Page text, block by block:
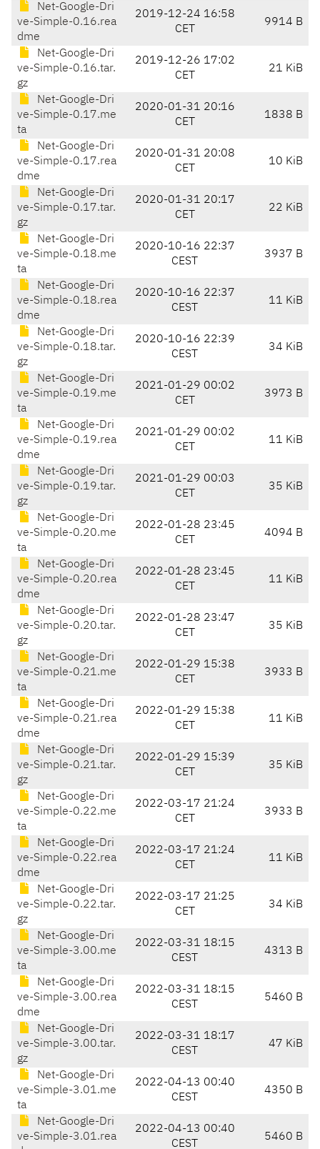
Net-Google-Dri
ve-Simple-0.16.rea
dme
2019-12-24 16:58
CET
9914 B
Net-Google-Dri
ve-Simple-0.16.tar.
gz
2019-12-26 17:02
CET
21 KiB
Net-Google-Dri
ve-Simple-0.17.me
ta
2020-01-31 20:16
CET
1838 B
Net-Google-Dri
ve-Simple-0.17.rea
dme
2020-01-31 20:08
CET
10 KiB
Net-Google-Dri
ve-Simple-0.17.tar.
gz
2020-01-31 20:17
CET
22 KiB
Net-Google-Dri
ve-Simple-0.18.me
ta
2020-10-16 22:37
CEST
3937 B
Net-Google-Dri
ve-Simple-0.18.rea
dme
2020-10-16 22:37
CEST
11 KiB
Net-Google-Dri
ve-Simple-0.18.tar.
gz
2020-10-16 22:39
CEST
34 KiB
Net-Google-Dri
ve-Simple-0.19.me
ta
2021-01-29 00:02
CET
3973 B
Net-Google-Dri
ve-Simple-0.19.rea
dme
2021-01-29 00:02
CET
11 KiB
Net-Google-Dri
ve-Simple-0.19.tar.
gz
2021-01-29 00:03
CET
35 KiB
Net-Google-Dri
ve-Simple-0.20.me
ta
2022-01-28 23:45
CET
4094 B
Net-Google-Dri
ve-Simple-0.20.rea
dme
2022-01-28 23:45
CET
11 KiB
Net-Google-Dri
ve-Simple-0.20.tar.
gz
2022-01-28 23:47
CET
35 KiB
Net-Google-Dri
ve-Simple-0.21.me
ta
2022-01-29 15:38
CET
3933 B
Net-Google-Dri
ve-Simple-0.21.rea
dme
2022-01-29 15:38
CET
11 KiB
Net-Google-Dri
ve-Simple-0.21.tar.
gz
2022-01-29 15:39
CET
35 KiB
Net-Google-Dri
ve-Simple-0.22.me
ta
2022-03-17 21:24
CET
3933 B
Net-Google-Dri
ve-Simple-0.22.rea
dme
2022-03-17 21:24
CET
11 KiB
Net-Google-Dri
ve-Simple-0.22.tar.
gz
2022-03-17 21:25
CET
34 KiB
Net-Google-Dri
ve-Simple-3.00.me
ta
2022-03-31 18:15
CEST
4313 B
Net-Google-Dri
ve-Simple-3.00.rea
dme
2022-03-31 18:15
CEST
5460 B
Net-Google-Dri
ve-Simple-3.00.tar.
gz
2022-03-31 18:17
CEST
47 KiB
Net-Google-Dri
ve-Simple-3.01.me
ta
2022-04-13 00:40
CEST
4350 B
Net-Google-Dri
ve-Simple-3.01.rea
2022-04-13 00:40
CEST
5460 B